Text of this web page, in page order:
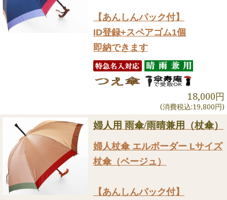
【あんしんパック付】
ID登録+スペアゴム1個
即納できます
18,000円
(消費税込:19,800円)
婦人用 雨傘/雨晴兼用（杖傘）
婦人杖傘 エルボーダー Lサイズ
杖傘（ベージュ）
【あんしんパック付】